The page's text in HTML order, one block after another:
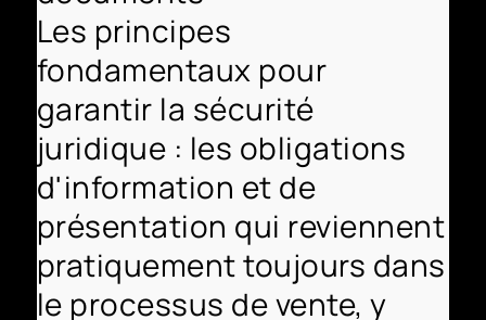
Les principes
fondamentaux pour
garantir la sécurité
juridique : les obligations
d'information et de
présentation qui reviennent
pratiquement toujours dans
le processus de vente, y